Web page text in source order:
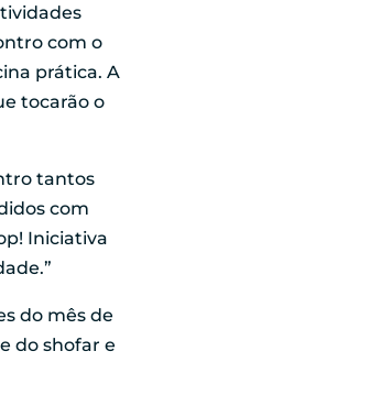
com o
prática. A
tocarão o
tantos
com
Iniciativa
do mês de
do shofar e